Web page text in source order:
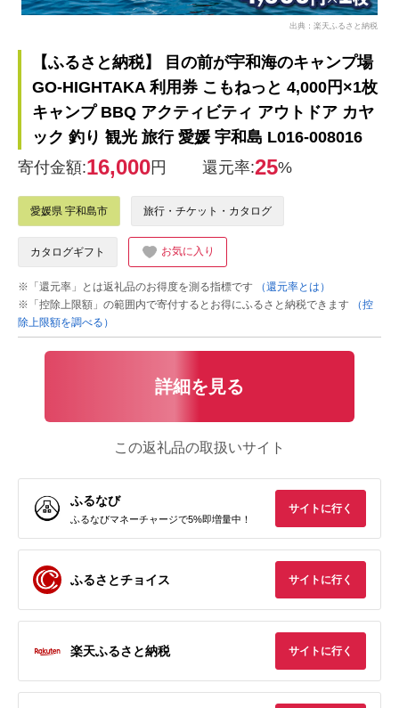
出典：楽天ふるさと納税
【ふるさと納税】 目の前が宇和海のキャンプ場
GO-HIGHTAKA 利用券 こもねっと 4,000円×1枚
キャンプ BBQ アクティビティ アウトドア カヤ
ック 釣り 観光 旅行 愛媛 宇和島 L016-008016
寄付金額:16,000円 還元率:25%
愛媛県 宇和島市 旅行・チケット・カタログ
カタログギフト お気に入り
※「還元率」とは返礼品のお得度を測る指標です
（還元率とは）
※「控除上限額」の範囲内で寄付するとお得にふるさと納税できます
（控
除上限額を調べる）
詳細を見る
この返礼品の取扱いサイト
ふるなび
ふるなびマネーチャージで5%即増量中！
サイトに行く
ふるさとチョイス サイトに行く
楽天ふるさと納税 サイトに行く